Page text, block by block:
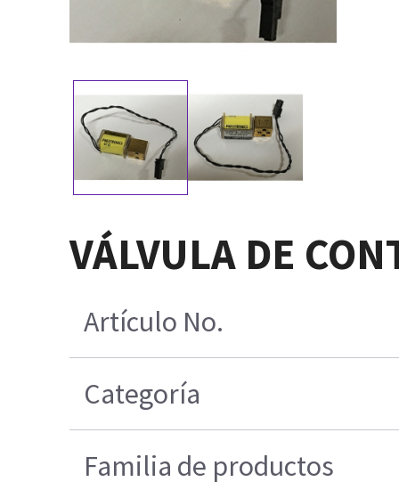
VÁLVULA DE
Artículo No.
Categoría
Familia de productos